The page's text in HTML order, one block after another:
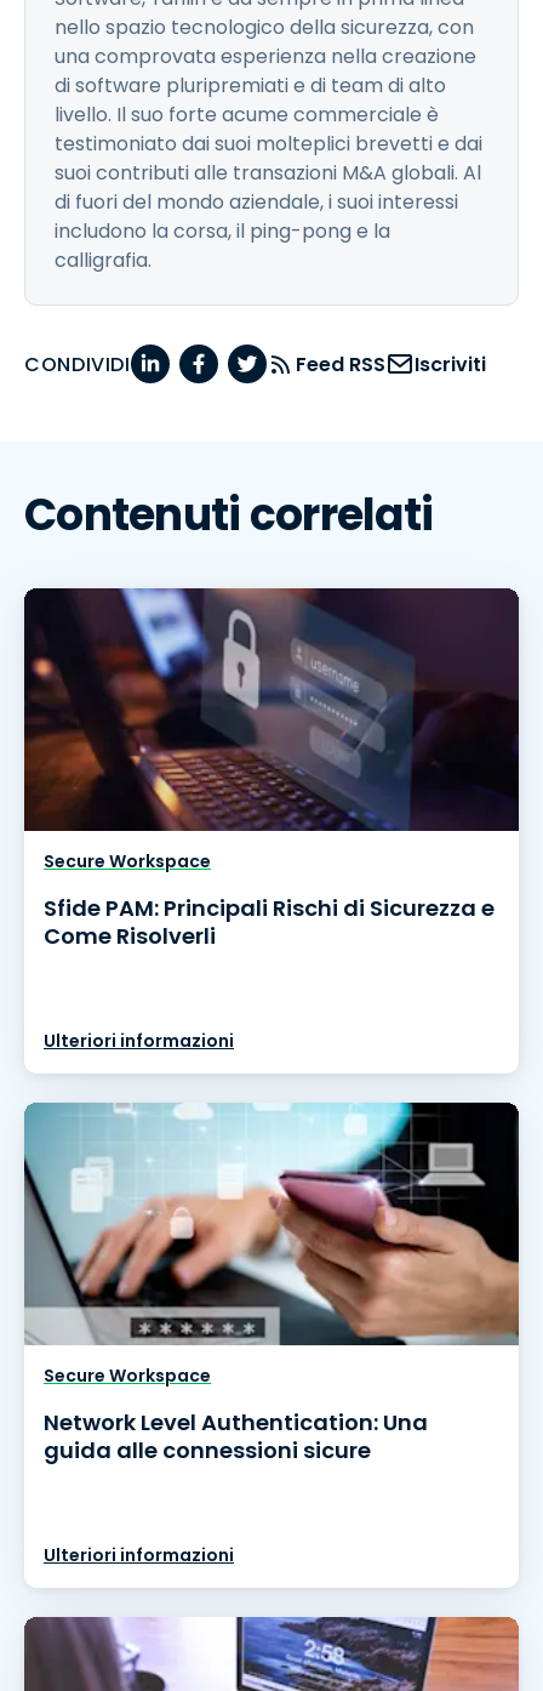
nello spazio tecnologico della sicurezza, con
una comprovata esperienza nella creazione
di software pluripremiati e di team di alto
livello. Il suo forte acume commerciale è
testimoniato dai suoi molteplici brevetti e dai
suoi contributi alle transazioni M&A globali. Al
di fuori del mondo aziendale, i suoi interessi
includono la corsa, il ping-pong e la
calligrafia.
CONDIVIDI Feed RSS Iscriviti
Contenuti correlati
Secure Workspace
Sfide PAM: Principali Rischi di Sicurezza e
Come Risolverli
Ulteriori informazioni
Secure Workspace
Network Level Authentication: Una
guida alle connessioni sicure
Ulteriori informazioni